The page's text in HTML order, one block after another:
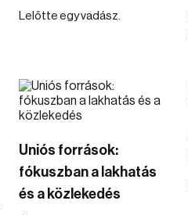
Lelőtte egy vadász.
Uniós források:
fókuszban a lakhatás
és a közlekedés